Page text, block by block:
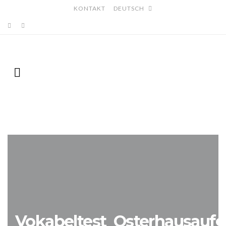
KONTAKT DEUTSCH